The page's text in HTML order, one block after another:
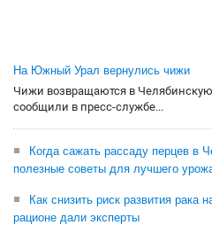
На Южный Урал вернулись чижи
Чижи возвращаются в
сообщили в пресс-службе...
Когда сажать рассаду перцев в
полезные советы для лучшего
Как снизить риск развития рака
рационе дали эксперты